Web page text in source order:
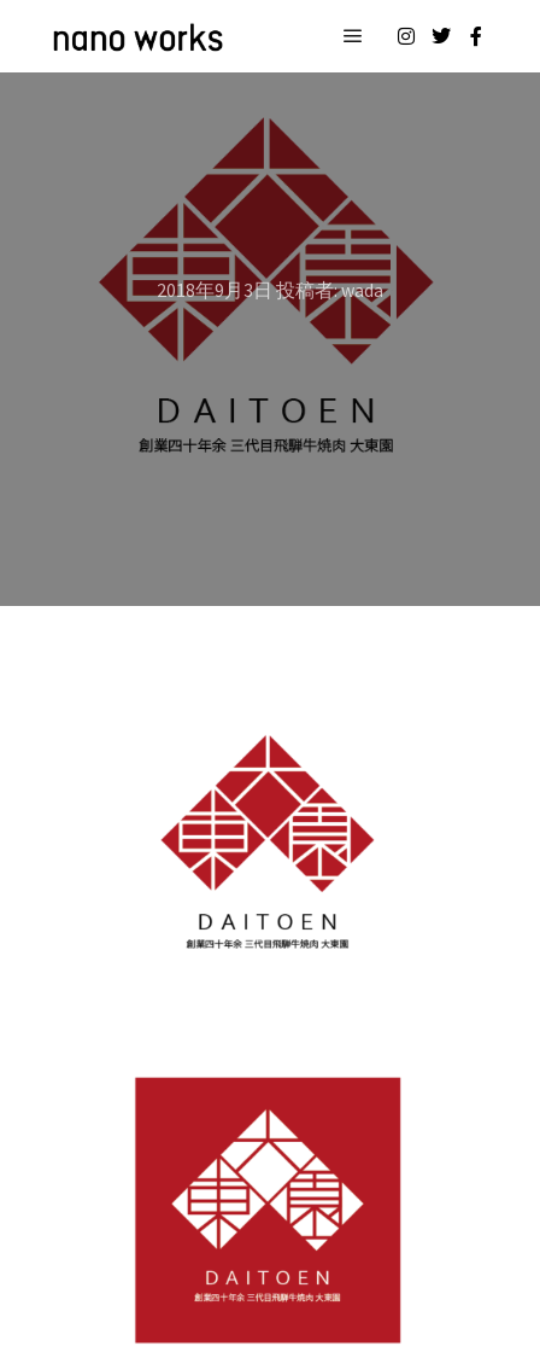
2018年9月3日投稿者:wada